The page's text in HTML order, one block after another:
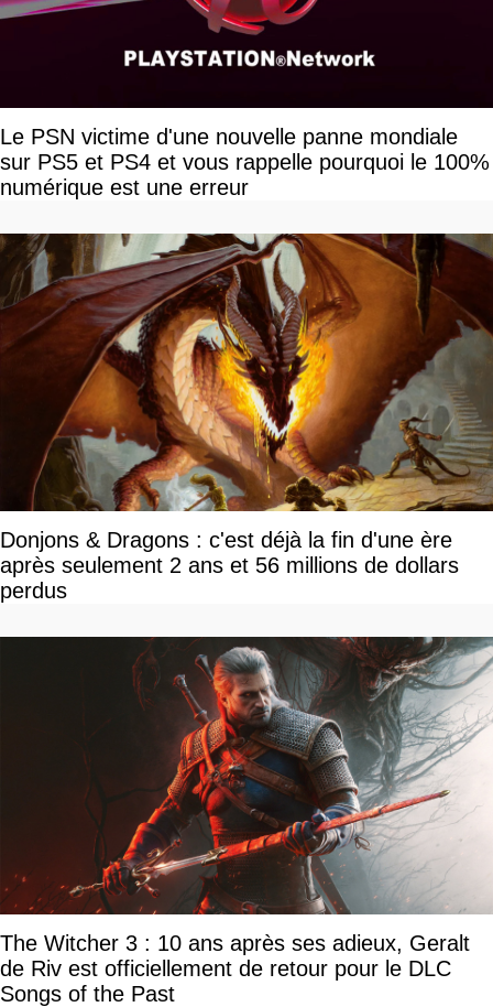
Le PSN victime d'une nouvelle panne mondiale
sur PS5 et PS4 et vous rappelle pourquoi le 100%
numérique est une erreur
Donjons & Dragons : c'est déjà la fin d'une ère
après seulement 2 ans et 56 millions de dollars
perdus
The Witcher 3 : 10 ans après ses adieux, Geralt
de Riv est officiellement de retour pour le DLC
Songs of the Past